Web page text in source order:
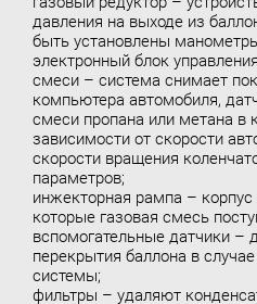
давления на выходе из
быть установлены
электронный блок
смеси – система снимает
компьютера автомобиля,
смеси пропана или метана в
зависимости от скорости
скорости вращения
параметров;
инжекторная рампа –
которые газовая смесь
вспомогательные датчики –
перекрытия баллона в
системы;
фильтры – удаляют